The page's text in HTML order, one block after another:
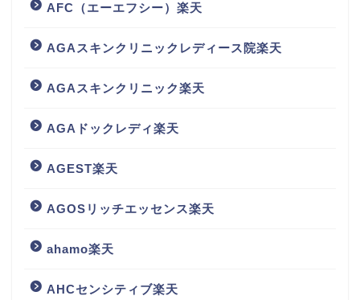
AFC（エーエフシー）楽天
AGAスキンクリニックレディース院楽天
AGAスキンクリニック楽天
AGAドックレディ楽天
AGEST楽天
AGOSリッチエッセンス楽天
ahamo楽天
AHCセンシティブ楽天